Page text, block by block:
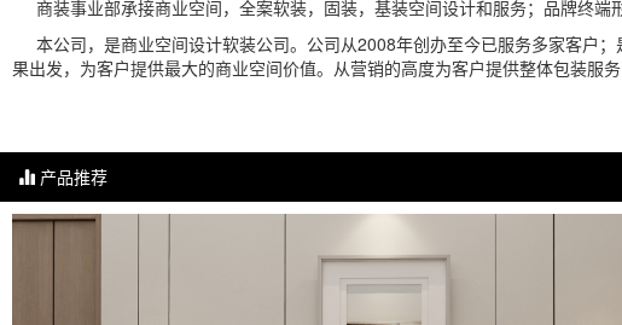
商装事业部承接商业空间，全案软装，固装，基装空间设计和服务；品牌终端
本公司，是商业空间设计软装公司。公司从2008年创办至今已服务多家客户
果出发，为客户提供最大的商业空间价值。从营销的高度为客户提供整体包装服
产品推荐